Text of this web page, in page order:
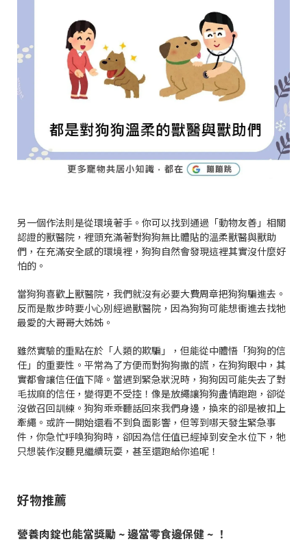
另一個作法則是從環境著手。你可以找到通過「動物友善」相關
認證的獸醫院，裡頭充滿著對狗狗無比體貼的溫柔獸醫與獸助
們，在充滿安全感的環境裡，狗狗自然會發現這裡其實沒什麼好
怕的。
當狗狗喜歡上獸醫院，我們就沒有必要大費周章把狗狗騙進去。
反而是散步時要小心別經過獸醫院，因為狗狗可能想衝進去找牠
最愛的大哥哥大姊姊。
雖然實驗的重點在於「人類的欺騙」，但能從中體悟「狗狗的信
任」的重要性。平常為了方便而對狗狗撒的謊，在狗狗眼中，其
實都會讓信任值下降。當遇到緊急狀況時，狗狗因可能失去了對
毛拔麻的信任，變得更不受控！像是放繩讓狗狗盡情跑跑，卻從
沒做召回訓練。狗狗乖乖聽話回來我們身邊，換來的卻是被扣上
牽繩。或許一開始還看不到負面影響，但等到哪天發生緊急事
件，你急忙呼喚狗狗時，卻因為信任值已經掉到安全水位下，牠
只想裝作沒聽見繼續玩耍，甚至還跑給你追呢！
好物推薦
營養肉錠也能當獎勵 ~ 邊當零食邊保健 ~ ！